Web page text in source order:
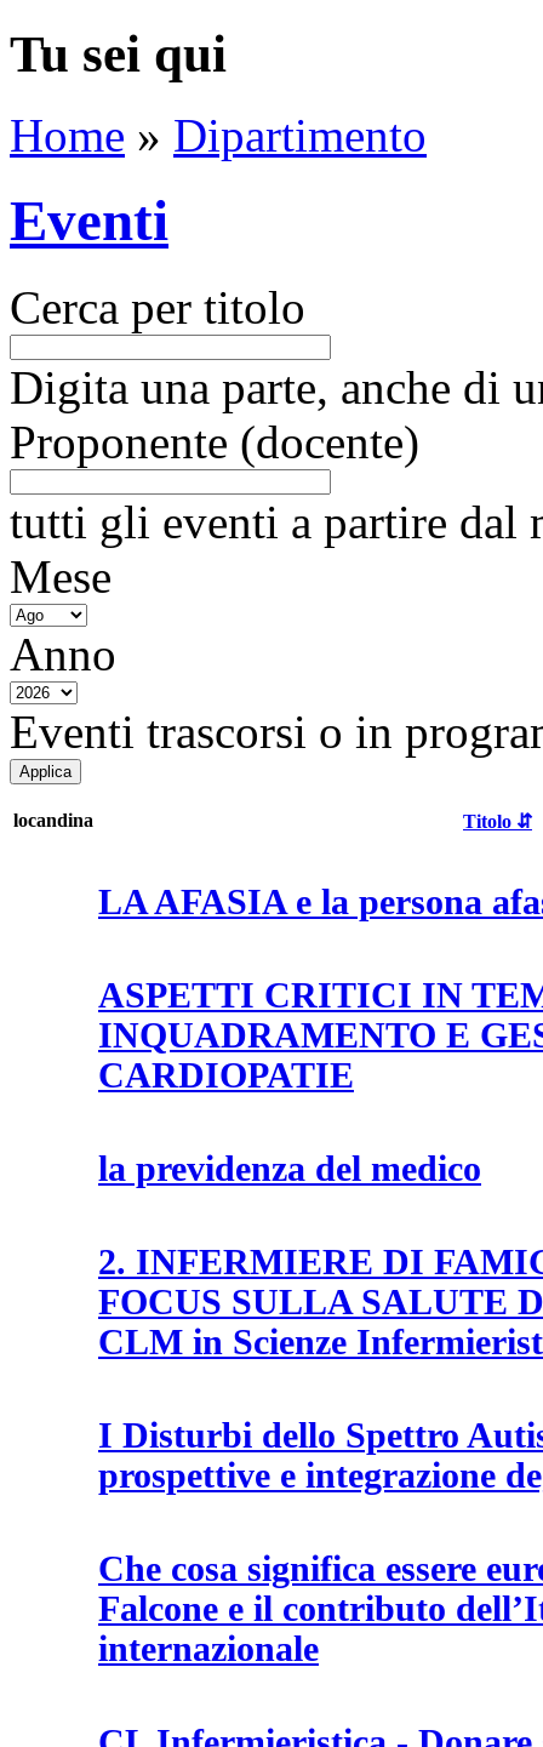
Tu sei qui
Home » Dipartimento
Eventi
Cerca per titolo
Digita una parte, anche di
Proponente (docente)
tutti gli eventi a partire dal
Mese
Anno
Eventi trascorsi o in
locandina Titolo ⇵
LA AFASIA e la persona
ASPETTI CRITICI IN
INQUADRAMENTO E
CARDIOPATIE
la previdenza del medico
2. INFERMIERE DI
FOCUS SULLA SALUTE
CLM in Scienze
I Disturbi dello Spettro
prospettive e integrazione
Che cosa significa essere
Falcone e il contributo
internazionale